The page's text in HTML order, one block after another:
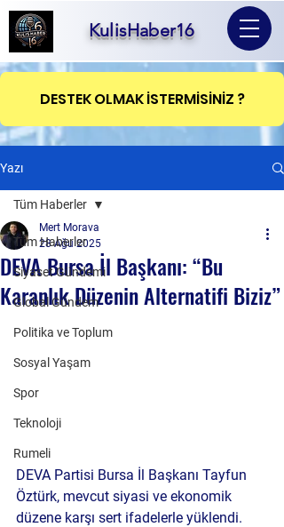
KulisHaber16
DESTEK OLMAK İSTERMİSİNİZ ?
Yazı
Tüm Haberler
Siyaset Gündemi
Global Gündem
Politika ve Toplum
Sosyal Yaşam
Spor
Teknoloji
Rumeli
Tüm Haberler
DEVA Bursa İl Başkanı: “Bu
Karanlık Düzenin Alternatifi Biziz”
Mert Morava
28 Ağu 2025
DEVA Partisi Bursa İl Başkanı Tayfun
Öztürk, mevcut siyasi ve ekonomik
düzene karşı sert ifadelerle yüklendi.